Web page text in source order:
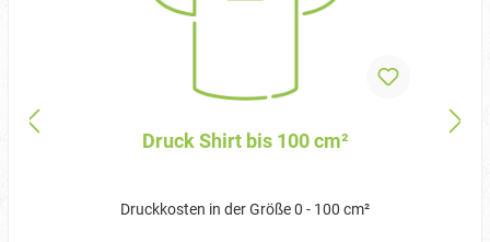
Druck Shirt bis 100 cm²
Druckkosten in der Größe 0 - 100 cm²